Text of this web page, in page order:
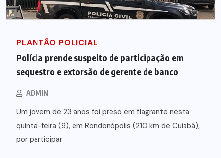
PLANTÃO POLICIAL
Polícia prende suspeito de participação em
sequestro e extorsão de gerente de banco
ADMIN
Um jovem de 23 anos foi preso em flagrante nesta
quinta-feira (9), em Rondonópolis (210 km de Cuiabá),
por participar